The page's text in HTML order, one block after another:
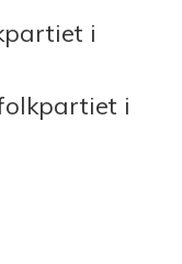
i
i